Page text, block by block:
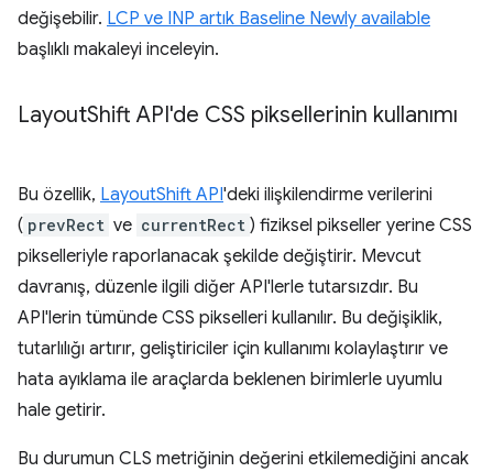
değişebilir. LCP ve INP artık Baseline Newly available
başlıklı makaleyi inceleyin.
LayoutShift API'de CSS piksellerinin kullanımı
Bu özellik, LayoutShift API'deki ilişkilendirme verilerini
( prevRect ve currentRect ) fiziksel pikseller yerine CSS
pikselleriyle raporlanacak şekilde değiştirir. Mevcut
davranış, düzenle ilgili diğer API'lerle tutarsızdır. Bu
API'lerin tümünde CSS pikselleri kullanılır. Bu değişiklik,
tutarlılığı artırır, geliştiriciler için kullanımı kolaylaştırır ve
hata ayıklama ile araçlarda beklenen birimlerle uyumlu
hale getirir.
Bu durumun CLS metriğinin değerini etkilemediğini ancak